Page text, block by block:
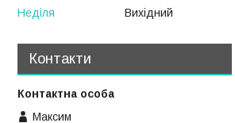
Неділя
Вихідний
Контакти
Максим